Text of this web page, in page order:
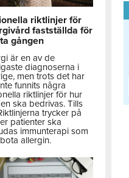
riktlinjer för
fastställda för
gången
är en av de
diagnoserna i
men trots det har
funnits några
riktlinjer för hur
ska bedrivas. Tills
trycker på
patienter ska
immunterapi som
allergin.